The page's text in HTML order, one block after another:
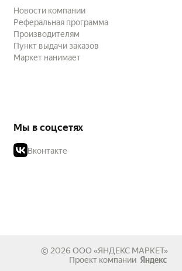
Новости компании
Реферальная программа
Производителям
Пункт выдачи заказов
Маркет нанимает
Мы в соцсетях
Вконтакте
© 2026 ООО «ЯНДЕКС МАРКЕТ»
Проект компании